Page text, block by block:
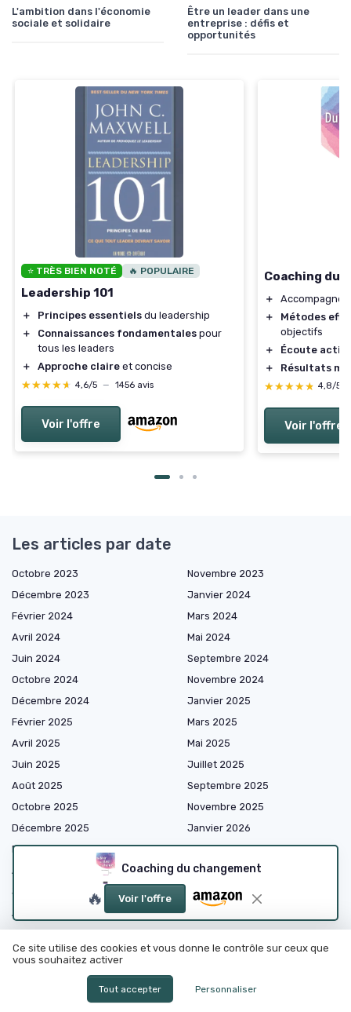
L'ambition dans l'économie
sociale et solidaire
Être un leader dans une
entreprise : défis et
opportunités
⭐ TRÈS BIEN NOTÉ 🔥 POPULAIRE
Leadership 101
＋ Principes essentiels du leadership
＋
Connaissances fondamentales pour
tous les leaders
＋
Approche claire et concise
★★★★★
★★★★★ 4,6/5 — 1456 avis
Voir l'offre
Coaching du
＋
＋
Métodes
objectifs
＋
Écoute
＋
Résultats
★★★★★
★★★★★ 4,8/5
Voir l'offre
Coaching du changement
🔥 Voir l'offre
Les articles par date
Octobre 2023
Novembre 2023
Décembre 2023
Janvier 2024
Février 2024
Mars 2024
Avril 2024
Mai 2024
Juin 2024
Septembre 2024
Octobre 2024
Novembre 2024
Décembre 2024
Janvier 2025
Février 2025
Mars 2025
Avril 2025
Mai 2025
Juin 2025
Juillet 2025
Août 2025
Septembre 2025
Octobre 2025
Novembre 2025
Décembre 2025
Janvier 2026
Février 2026
Mars 2026
Avril 2026
Mai 2026
Juin 2026
Juillet 2026
Août 2026
Ce site utilise des cookies et vous donne le contrôle sur ceux que
vous souhaitez activer
Tout accepter Personnaliser